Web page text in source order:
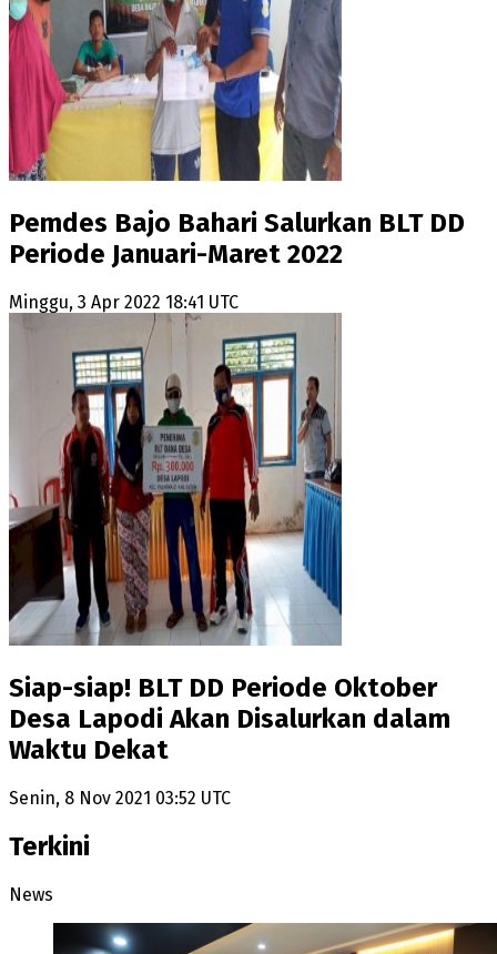
Pemdes Bajo Bahari Salurkan BLT DD
Periode Januari-Maret 2022
Minggu, 3 Apr 2022 18:41 UTC
Siap-siap! BLT DD Periode Oktober
Desa Lapodi Akan Disalurkan dalam
Waktu Dekat
Senin, 8 Nov 2021 03:52 UTC
Terkini
News